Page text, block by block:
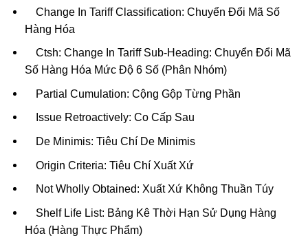
Change In Tariff Classification: Chuyển Đổi Mã Số
Hàng Hóa
Ctsh: Change In Tariff Sub-Heading: Chuyển Đổi Mã
Số Hàng Hóa Mức Độ 6 Số (Phân Nhóm)
Partial Cumulation: Cộng Gộp Từng Phần
Issue Retroactively: Co Cấp Sau
De Minimis: Tiêu Chí De Minimis
Origin Criteria: Tiêu Chí Xuất Xứ
Not Wholly Obtained: Xuất Xứ Không Thuần Túy
Shelf Life List: Bảng Kê Thời Hạn Sử Dụng Hàng
Hóa (Hàng Thực Phẩm)